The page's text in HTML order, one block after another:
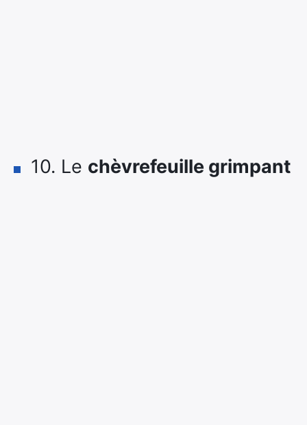
10. Le chèvrefeuille grimpant